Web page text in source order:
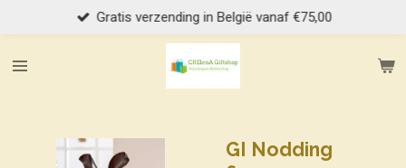
direct
naar
Gratis verzending in België vanaf €75,00
GI Nodding